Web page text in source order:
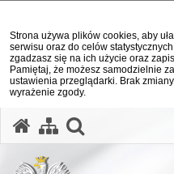
Strona używa plików cookies, aby
serwisu oraz do celów
zgadzasz się na ich użycie oraz
Pamiętaj, że możesz samodzielnie
ustawienia przeglądarki. Brak
wyrażenie zgody.